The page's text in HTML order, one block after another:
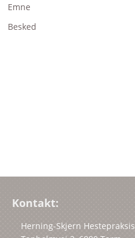
Emne
Besked
Kontakt:
Herning-Skjern Hestepraksis